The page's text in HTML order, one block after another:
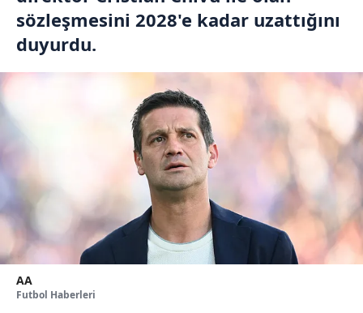
sözleşmesini 2028'e kadar uzattığını
duyurdu.
AA
Futbol Haberleri